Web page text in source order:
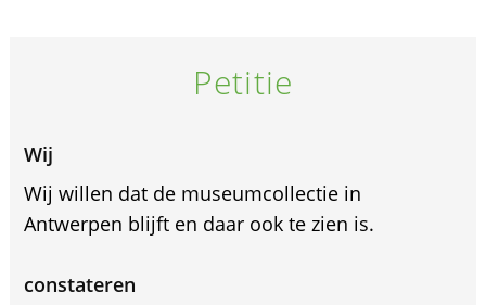
Petitie
Wij
Wij willen dat de museumcollectie in
Antwerpen blijft en daar ook te zien is.
constateren